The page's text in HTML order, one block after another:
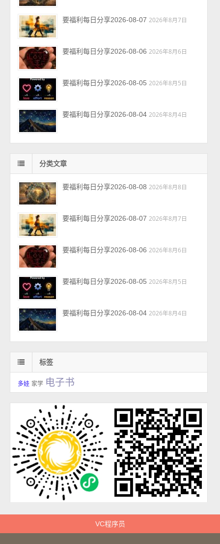
要福利每日分享2026-08-07 2026年8月7日
要福利每日分享2026-08-06 2026年8月6日
要福利每日分享2026-08-05 2026年8月5日
要福利每日分享2026-08-04 2026年8月4日
分类文章
要福利每日分享2026-08-08 2026年8月8日
要福利每日分享2026-08-07 2026年8月7日
要福利每日分享2026-08-06 2026年8月6日
要福利每日分享2026-08-05 2026年8月5日
要福利每日分享2026-08-04 2026年8月4日
标签
多娃 家学 电子书
VC程序员